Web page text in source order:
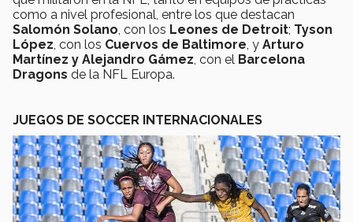
como a nivel profesional, entre los que destacan
Salomón Solano, con los Leones de Detroit; Tyson
López, con los Cuervos de Baltimore, y Arturo
Martínez y Alejandro Gámez, con el Barcelona
Dragons de la NFL Europa.
JUEGOS DE SOCCER INTERNACIONALES